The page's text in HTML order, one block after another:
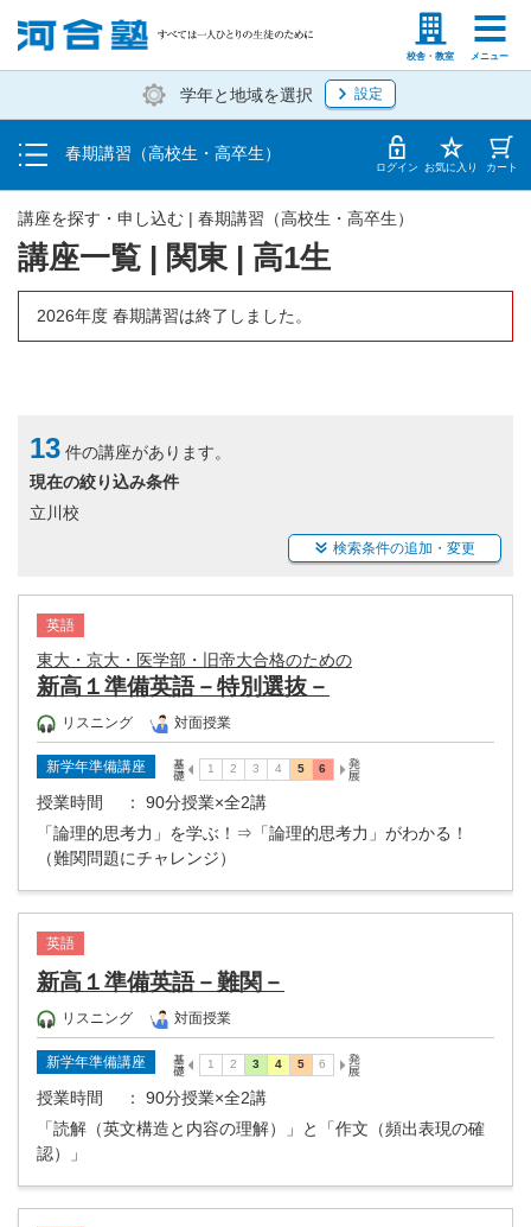
校舎・教室 メニュー
塾生の方 高等学校の先生
学年と地域を選択 設定
春期講習（高校生・高卒生）
受講料・お申し込み方法
受講開始までの流れ
校舎・教室一覧 ログイン お気に入り カート
講座一覧 | 関東 | 高1生
講座を探す・申し込む | 春期講習（高校生・高卒生）
2026年度 春期講習は終了しました。
13 件の講座があります。
現在の絞り込み条件
立川校
検索条件の追加・変更
英語
東大・京大・医学部・旧帝大合格のための
新高１準備英語－特別選抜－
リスニング 対面授業
新学年準備講座
授業時間
： 90分授業×全2講
「論理的思考力」を学ぶ！⇒「論理的思考力」がわかる！
（難関問題にチャレンジ）
英語
新高１準備英語－難関－
リスニング 対面授業
新学年準備講座
授業時間
： 90分授業×全2講
「読解（英文構造と内容の理解）」と「作文（頻出表現の確
認）」